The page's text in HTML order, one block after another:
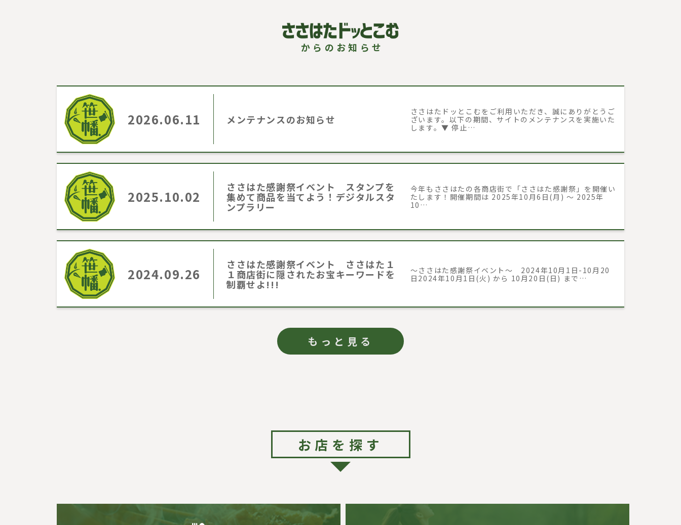
2026.06.11 メンテナンスのお知らせ
ささはたドッとこむをご利用いただき、誠にありがとうご
ざいます。以下の期間、サイトのメンテナンスを実施いた
します。▼ 停止…
2025.10.02
ささはた感謝祭イベント スタンプを
集めて商品を当てよう！デジタルスタ
ンプラリー
今年もささはたの各商店街で「ささはた感謝祭」を開催い
たします！開催期間は 2025年10月6日(月) ～ 2025年
10…
2024.09.26
ささはた感謝祭イベント ささはた１
１商店街に隠されたお宝キーワードを
制覇せよ!!!
～ささはた感謝祭イベント～ 2024年10月1日-10月20
日2024年10月1日(火) から 10月20日(日) まで…
もっと見る
お店を探す